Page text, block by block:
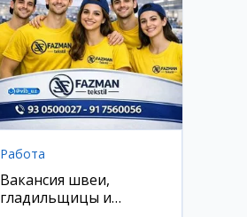
Работа
Вакансия швеи,
гладильщицы и